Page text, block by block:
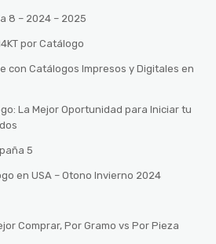
8 – 2024 – 2025
por Catálogo
con Catálogos Impresos y Digitales en
La Mejor Oportunidad para Iniciar tu
5
en USA – Otono Invierno 2024
Comprar, Por Gramo vs Por Pieza